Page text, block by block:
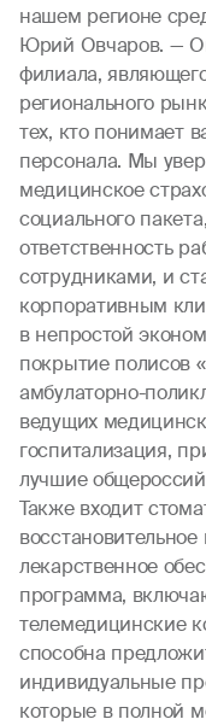
нашем регионе
Юрий Овчаров. —
филиала,
регионального
тех, кто понимает
персонала. Мы
медицинское
социального
ответственность
сотрудниками, и
корпоративным
в непростой
покрытие полисов
амбулаторно-
ведущих
госпитализация,
лучшие
Также входит
лекарственное
программа,
телемедицинские
способна
индивидуальные
которые в полной